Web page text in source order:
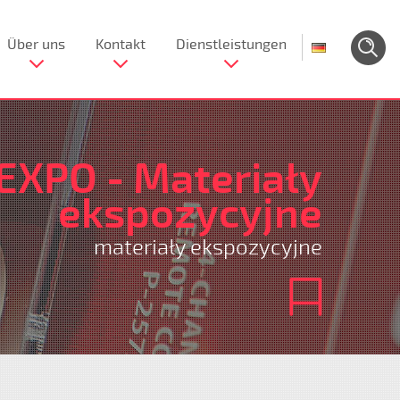
Über uns Kontakt Dienstleistungen
- Materiały
ekspozycyjne
materiały ekspozycyjne